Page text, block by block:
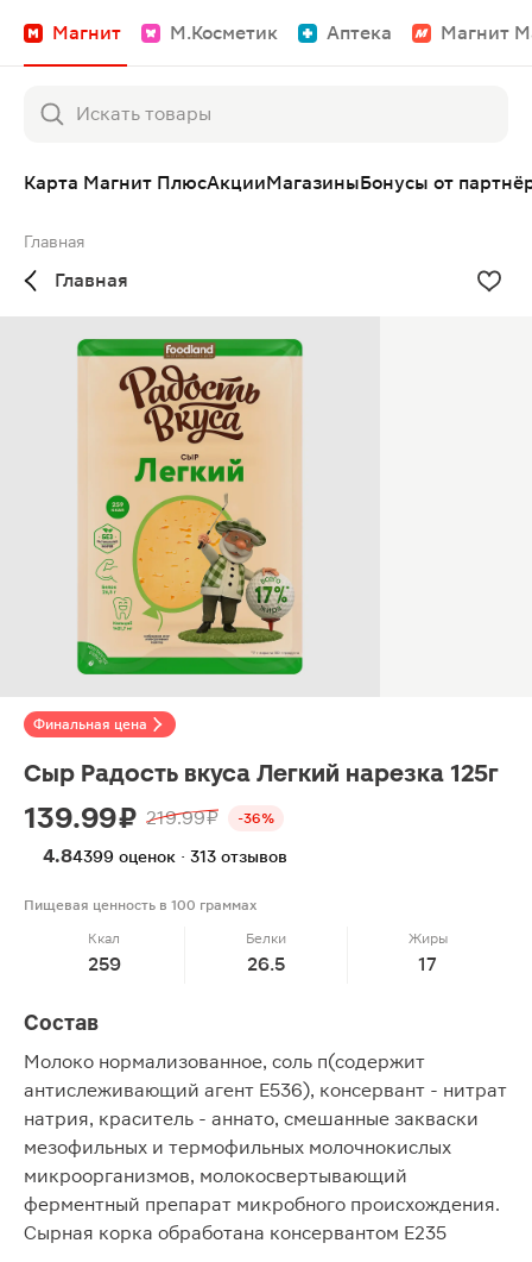
Магнит М.Косметик Аптека Магнит
Карта Магнит ПлюсАкцииМагазиныБонусы от
Главная
Главная
Финальная цена
Сыр Радость вкуса Легкий нарезка 125г
139.99 ₽ 219.99 ₽ -36%
4.84399 оценок · 313 отзывов
Пищевая ценность в 100 граммах
Ккал
259
Белки
26.5
Жиры
17
Состав
Молоко нормализованное, соль п(содержит
антислеживающий агент Е536), консервант - нитрат
натрия, краситель - аннато, смешанные закваски
мезофильных и термофильных молочнокислых
микроорганизмов, молокосвертывающий
ферментный препарат микробного происхождения.
Сырная корка обработана консервантом Е235